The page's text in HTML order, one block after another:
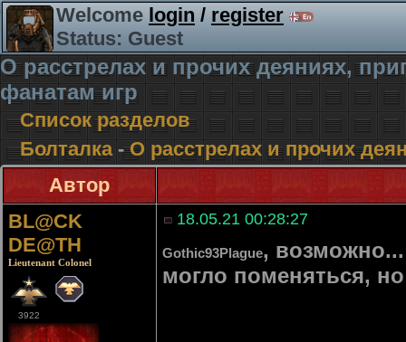
Welcome login/register
Status: Guest
О расстрелах и прочих деяниях,
фанатам игр
Список разделов
Болталка-О расстрелах и прочих
Автор
BL@CK
DE@TH
Lieutenant Colonel
3922
18.05.21 00:28:27
Gothic93Plague, возможно...
могло поменяться,